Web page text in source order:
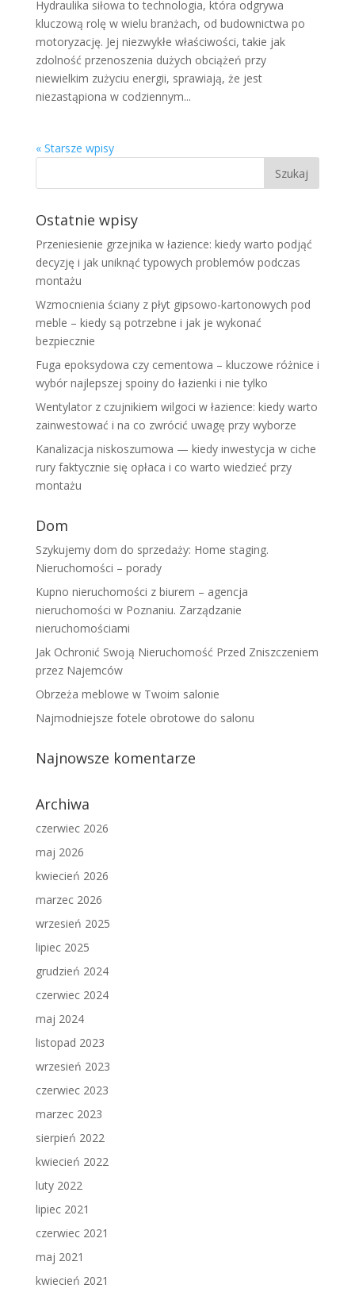
Hydraulika siłowa to technologia, która odgrywa
kluczową rolę w wielu branżach, od budownictwa po
motoryzację. Jej niezwykłe właściwości, takie jak
zdolność przenoszenia dużych obciążeń przy
niewielkim zużyciu energii, sprawiają, że jest
niezastąpiona w codziennym...
« Starsze wpisy
Ostatnie wpisy
Przeniesienie grzejnika w łazience: kiedy warto podjąć
decyzję i jak uniknąć typowych problemów podczas
montażu
Wzmocnienia ściany z płyt gipsowo-kartonowych pod
meble – kiedy są potrzebne i jak je wykonać
bezpiecznie
Fuga epoksydowa czy cementowa – kluczowe różnice i
wybór najlepszej spoiny do łazienki i nie tylko
Wentylator z czujnikiem wilgoci w łazience: kiedy warto
zainwestować i na co zwrócić uwagę przy wyborze
Kanalizacja niskoszumowa — kiedy inwestycja w ciche
rury faktycznie się opłaca i co warto wiedzieć przy
montażu
Dom
Szykujemy dom do sprzedaży: Home staging.
Nieruchomości – porady
Kupno nieruchomości z biurem – agencja
nieruchomości w Poznaniu. Zarządzanie
nieruchomościami
Jak Ochronić Swoją Nieruchomość Przed Zniszczeniem
przez Najemców
Obrzeża meblowe w Twoim salonie
Najmodniejsze fotele obrotowe do salonu
Najnowsze komentarze
Archiwa
czerwiec 2026
maj 2026
kwiecień 2026
marzec 2026
wrzesień 2025
lipiec 2025
grudzień 2024
czerwiec 2024
maj 2024
listopad 2023
wrzesień 2023
czerwiec 2023
marzec 2023
sierpień 2022
kwiecień 2022
luty 2022
lipiec 2021
czerwiec 2021
maj 2021
kwiecień 2021